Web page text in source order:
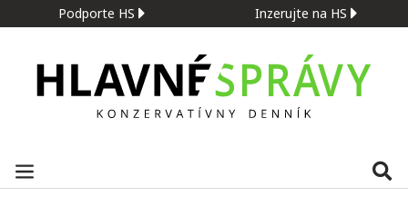
Podporte HS Inzerujte na HS